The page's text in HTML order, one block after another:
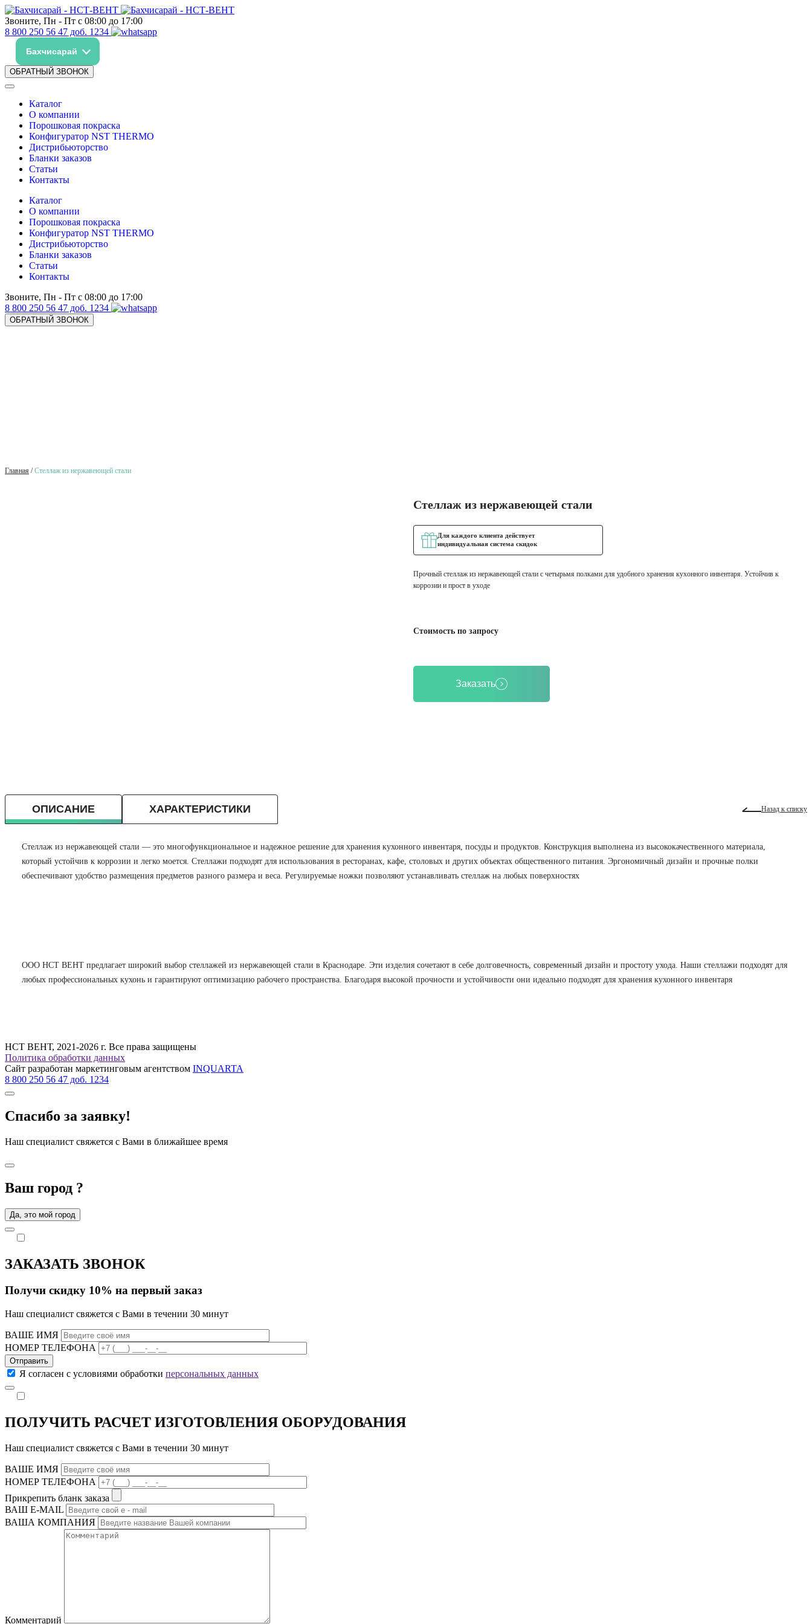
Звоните, Пн - Пт с 08:00 до 17:00
8 800 250 56 47 доб. 1234
Бахчисарай
ОБРАТНЫЙ ЗВОНОК
Каталог
О компании
Порошковая покраска
Конфигуратор NST THERMO
Дистрибьюторство
Бланки заказов
Статьи
Контакты
Каталог
О компании
Порошковая покраска
Конфигуратор NST THERMO
Дистрибьюторство
Бланки заказов
Статьи
Контакты
Звоните, Пн - Пт с 08:00 до 17:00
8 800 250 56 47 доб. 1234
ОБРАТНЫЙ ЗВОНОК
Главная /Стеллаж из нержавеющей стали
Стеллаж из нержавеющей стали
Для каждого клиента действует
индивидуальная система скидок
Прочный стеллаж из нержавеющей стали с четырьмя полками для удобного хранения кухонного инвентаря. Устойчив к
коррозии и прост в уходе
Стоимость по запросу
Заказать
ОПИСАНИЕ ХАРАКТЕРИСТИКИ Назад к списку
Стеллаж из нержавеющей стали — это многофункциональное и надежное решение для хранения кухонного инвентаря, посуды и продуктов. Конструкция выполнена из высококачественного материала,
который устойчив к коррозии и легко моется. Стеллажи подходят для использования в ресторанах, кафе, столовых и других объектах общественного питания. Эргономичный дизайн и прочные полки
обеспечивают удобство размещения предметов разного размера и веса. Регулируемые ножки позволяют устанавливать стеллаж на любых поверхностях
ООО НСТ ВЕНТ предлагает широкий выбор стеллажей из нержавеющей стали в Краснодаре. Эти изделия сочетают в себе долговечность, современный дизайн и простоту ухода. Наши стеллажи подходят для
любых профессиональных кухонь и гарантируют оптимизацию рабочего пространства. Благодаря высокой прочности и устойчивости они идеально подходят для хранения кухонного инвентаря
НСТ ВЕНТ, 2021-2026 г. Все права защищены
Политика обработки данных
Сайт разработан маркетинговым агентством INQUARTA
8 800 250 56 47 доб. 1234
Спасибо за заявку!
Наш специалист свяжется с Вами в ближайшее время
Ваш город ?
Да, это мой город
ЗАКАЗАТЬ ЗВОНОК
Получи скидку 10% на первый заказ
Наш специалист свяжется с Вами в течении 30 минут
ВАШЕ ИМЯ
НОМЕР ТЕЛЕФОНА
Отправить
Я согласен с условиями обработки персональных данных
ПОЛУЧИТЬ РАСЧЕТ ИЗГОТОВЛЕНИЯ ОБОРУДОВАНИЯ
Наш специалист свяжется с Вами в течении 30 минут
ВАШЕ ИМЯ
НОМЕР ТЕЛЕФОНА
Прикрепить бланк заказа
ВАШ Е-МAIL
ВАША КОМПАНИЯ
Комментарий